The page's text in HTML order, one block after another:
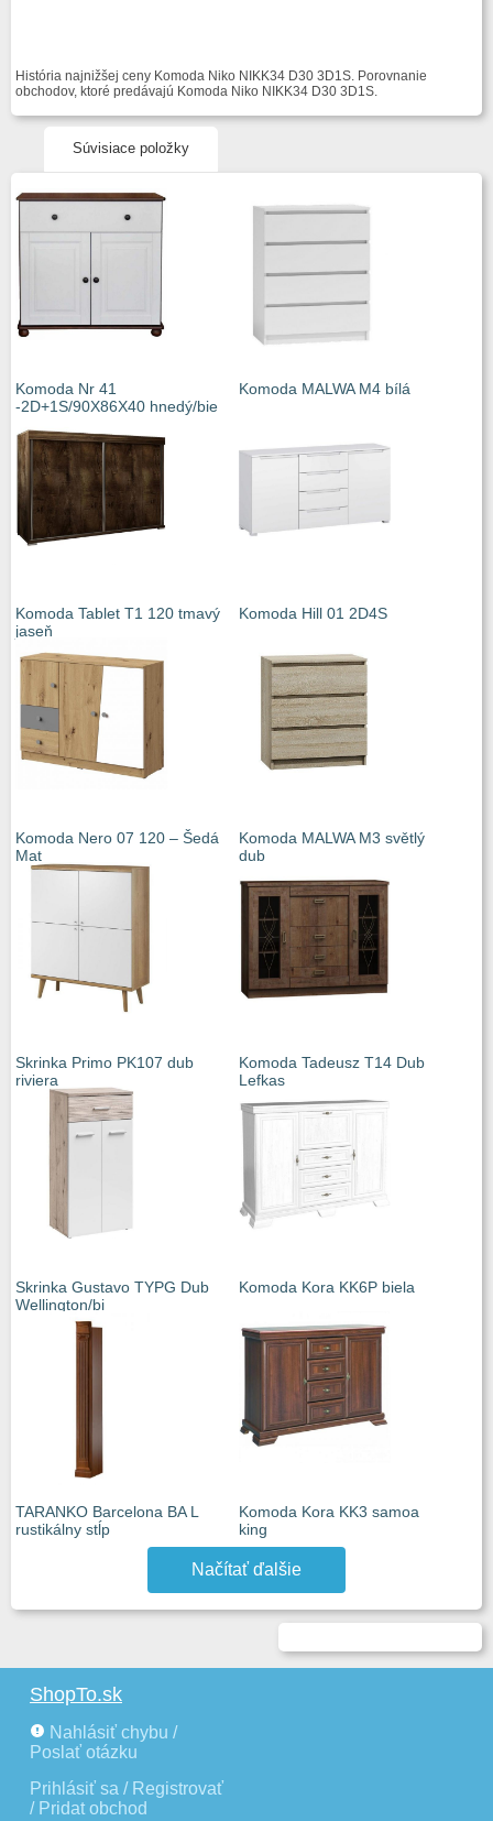
História najnižšej ceny Komoda Niko NIKK34 D30 3D1S. Porovnanie
obchodov, ktoré predávajú Komoda Niko NIKK34 D30 3D1S.
Súvisiace položky
Komoda Nr 41
-2D+1S/90X86X40 hnedý/bie
Komoda MALWA M4 bílá
Komoda Tablet T1 120 tmavý
jaseň
Komoda Hill 01 2D4S
Komoda Nero 07 120 – Šedá
Mat
Komoda MALWA M3 světlý
dub
Skrinka Primo PK107 dub
riviera
Komoda Tadeusz T14 Dub
Lefkas
Skrinka Gustavo TYPG Dub
Wellington/bi
Komoda Kora KK6P biela
TARANKO Barcelona BA L
rustikálny stĺp
Komoda Kora KK3 samoa
king
Načítať ďalšie
ShopTo.sk
Nahlásiť chybu /
Poslať otázku
Prihlásiť sa / Registrovať
/ Pridat obchod